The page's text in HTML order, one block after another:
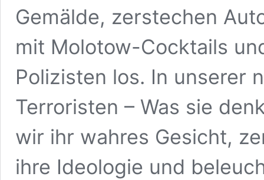
Gemälde, zerstechen
mit Molotow-Cocktails
Polizisten los. In unserer
Terroristen – Was sie
wir ihr wahres Gesicht,
ihre Ideologie und